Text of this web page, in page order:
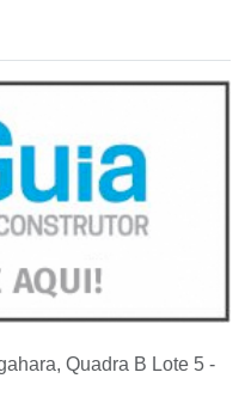
Quadra B Lote 5 -